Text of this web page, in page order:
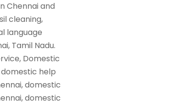
Chennai and
cleaning,
language
Tamil Nadu.
Domestic
help
domestic
domestic